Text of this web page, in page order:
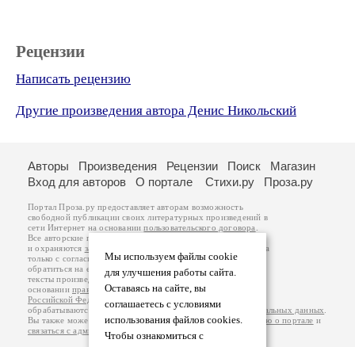
Рецензии
Написать рецензию
Другие произведения автора Денис Никольский
Мы используем файлы cookie
для улучшения работы сайта.
Оставаясь на сайте, вы
соглашаетесь с условиями
использования файлов cookies.
Чтобы ознакомиться с
Авторы Произведения Рецензии Поиск
Магазин
Вход для авторов
О портале Стихи.ру Проза.ру
Портал Проза.ру предоставляет авторам возможность
свободной публикации своих литературных произведений в
сети Интернет на основаниипользовательского договора
Все авторские права на произведения принадлежат авторам
и охраняются законом
. Перепечатка произведений возможна
только с согласия его автора, к которому вы можете
обратиться на его авторской странице. Ответственность за
тексты произведений авторы несут самостоятельно на
основанииправил публикацииизаконодательства
Российской Федерации
обрабатываются на основанииПолитики обработки персональных данных
Вы также можете посмотреть более подробнуюинформацию о портале и
связаться с администрацией